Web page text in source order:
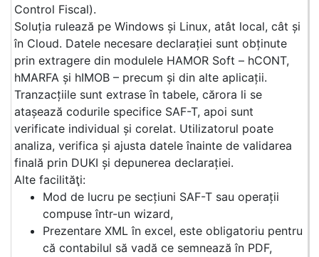
Control Fiscal).
Soluția rulează pe Windows și Linux, atât local, cât și
în Cloud. Datele necesare declarației sunt obținute
prin extragere din modulele HAMOR Soft – hCONT,
hMARFA și hIMOB – precum și din alte aplicații.
Tranzacțiile sunt extrase în tabele, cărora li se
atașează codurile specifice SAF-T, apoi sunt
verificate individual și corelat. Utilizatorul poate
analiza, verifica și ajusta datele înainte de validarea
finală prin DUKI și depunerea declarației.
Alte facilităţi:
Mod de lucru pe secțiuni SAF-T sau operații
compuse într-un wizard,
Prezentare XML în excel, este obligatoriu pentru
că contabilul să vadă ce semnează în PDF,